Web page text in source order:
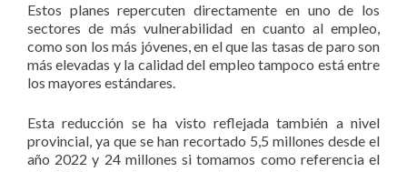
Estos planes repercuten directamente en uno de los
sectores de más vulnerabilidad en cuanto al empleo,
como son los más jóvenes, en el que las tasas de paro son
más elevadas y la calidad del empleo tampoco está entre
los mayores estándares.
Esta reducción se ha visto reflejada también a nivel
provincial, ya que se han recortado 5,5 millones desde el
año 2022 y 24 millones si tomamos como referencia el